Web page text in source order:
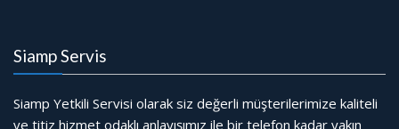
Siamp Servis
Siamp Yetkili Servisi olarak siz değerli müşterilerimize kaliteli
ve titiz hizmet odaklı anlayışımız ile bir telefon kadar yakın